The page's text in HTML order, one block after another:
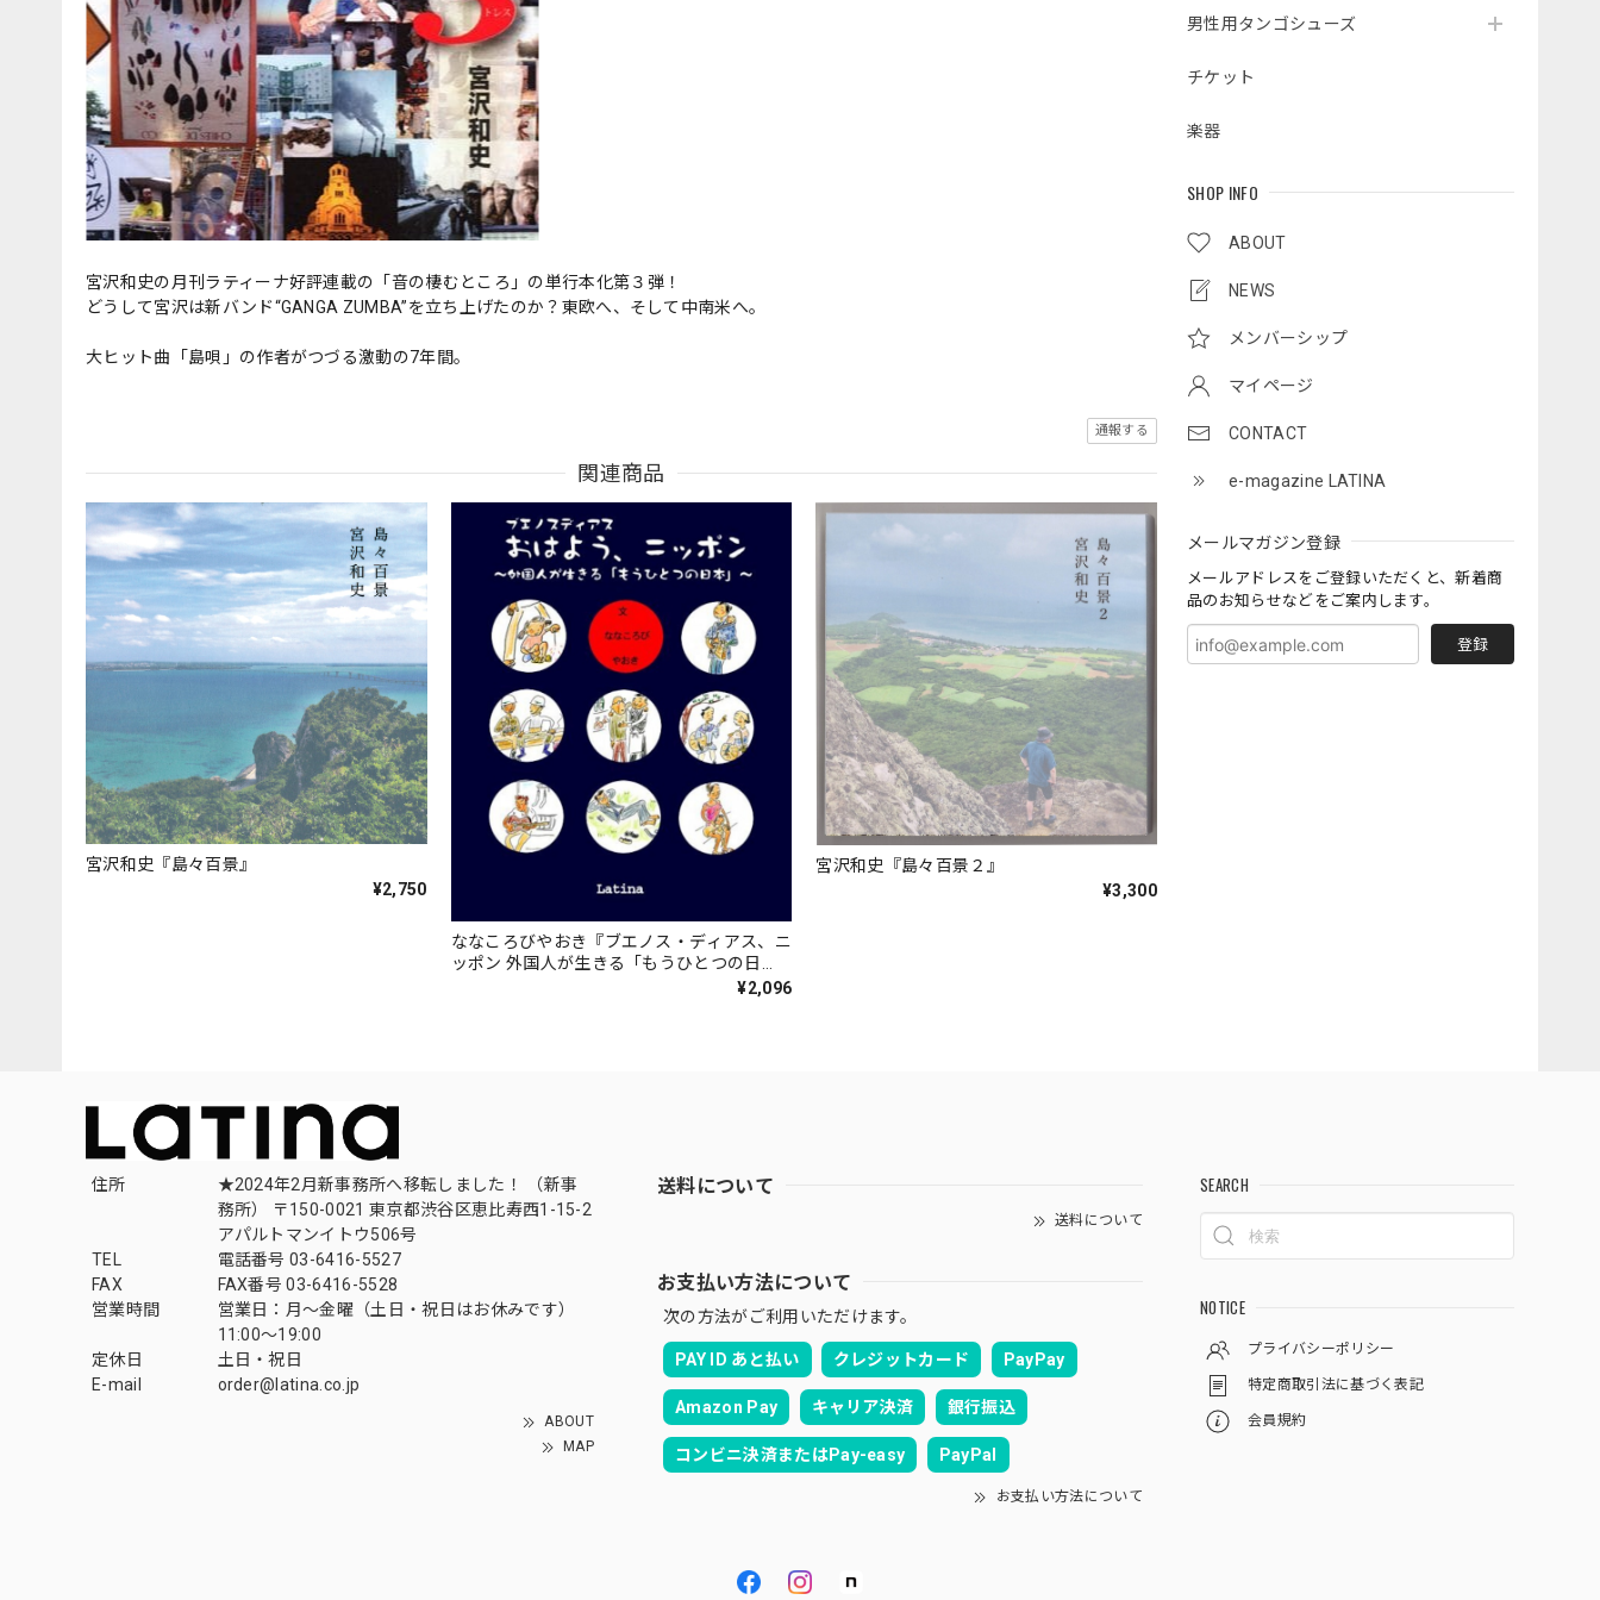
男性用タンゴシューズ
チケット
楽器
SHOP INFO
ABOUT
NEWS
メンバーシップ
マイページ
CONTACT
e-magazine LATINA
メールマガジン登録
メールアドレスをご登録いただくと、新着商
品のお知らせなどをご案内します。
登録
宮沢和史の月刊ラティーナ好評連載の「音の棲むところ」の単行本化第３弾！
どうして宮沢は新バンド“GANGA ZUMBA”を立ち上げたのか？東欧へ、そして中南米へ。
大ヒット曲「島唄」の作者がつづる激動の7年間。
通報する
関連商品
宮沢和史『島々百景』
¥2,750
ななころびやおき『ブエノス・ディアス、ニ
ッポン 外国人が生きる「もうひとつの日
¥2,096
宮沢和史『島々百景２』
¥3,300
住所
★2024年2月新事務所へ移転しました！ （新事
務所） 〒150-0021 東京都渋谷区恵比寿西1-15-2
アパルトマンイトウ506号
TEL
電話番号 03-6416-5527
FAX
FAX番号 03-6416-5528
営業時間
営業日：月〜金曜（土日・祝日はお休みです）
11:00〜19:00
定休日
土日・祝日
E-mail
order@latina.co.jp
ABOUT
MAP
送料について
送料について
お支払い方法について
次の方法がご利用いただけます。
PAY ID あと払い クレジットカード PayPay
Amazon Pay キャリア決済 銀行振込
コンビニ決済またはPay-easy PayPal
お支払い方法について
SEARCH
NOTICE
プライバシーポリシー
特定商取引法に基づく表記
会員規約